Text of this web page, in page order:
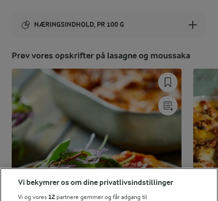
NÆRINGSINDHOLD, PR 100 G
483 kJ / 115 kcal
Energifordeling
ENERGI PR 100 G
Fiber:
0,3 g
Protein:
3,5 g
Fedt:
7,5 g
Prøv vores opskrifter på lasagne og moussaka
Vi bekymrer os om dine privatlivsindstillinger
Vi og vores 12 partnere gemmer og får adgang til